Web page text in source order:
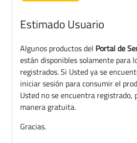
Estimado Usuario
Algunos productos del Portal de
están disponibles solamente para
registrados. Si Usted ya se
iniciar sesión para consumir el
Usted no se encuentra registrado,
manera gratuita.
Gracias.